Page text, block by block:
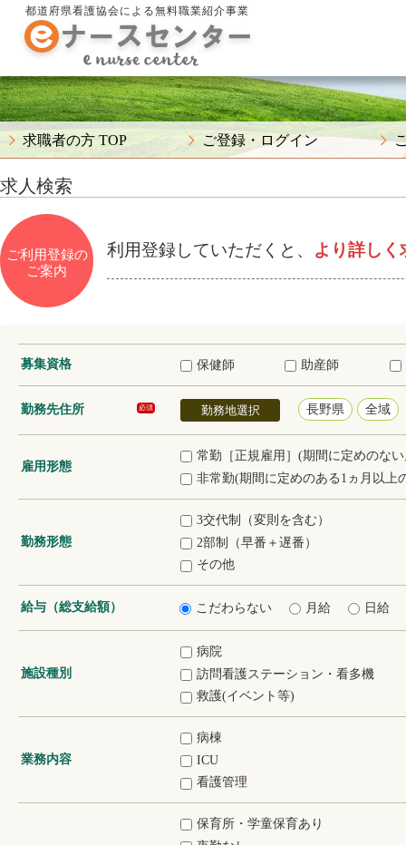
都道府県看護協会による無料職業紹介事業
求職者の方 TOP ご登録・ログイン
求人検索
ご利用登録の
ご案内
利用登録していただくと、 より詳しく
募集資格 保健師 助産師
勤務先住所 必須 勤務地選択 長野県 全域
雇用形態
常勤［正規雇用］(期間に定めのな
非常勤(期間に定めのある1ヵ月以上
勤務形態
3交代制（変則を含む）
2部制（早番＋遅番）
その他
給与（総支給額） こだわらない 月給 日給
施設種別
病院
訪問看護ステーション・看多機
救護(イベント等)
業務内容
病棟
ICU
看護管理
保育所・学童保育あり